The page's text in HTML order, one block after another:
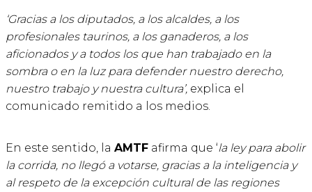
‘Gracias a los diputados, a los alcaldes, a los
profesionales taurinos, a los ganaderos, a los
aficionados y a todos los que han trabajado en la
sombra o en la luz para defender nuestro derecho,
nuestro trabajo y nuestra cultura’, explica el
comunicado remitido a los medios.
En este sentido, la AMTF afirma que ‘la ley para abolir
la corrida, no llegó a votarse, gracias a la inteligencia y
al respeto de la excepción cultural de las regiones